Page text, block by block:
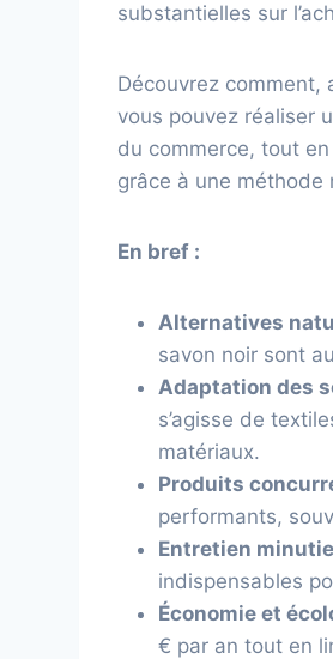
substantielles sur
Découvrez comment,
vous pouvez réaliser
du commerce, tout
grâce à une méthode
En bref :
Alternatives
savon noir sont
Adaptation des
s’agisse de
matériaux.
Produits
performants,
Entretien
indispensables
Économie et
€ par an tout en